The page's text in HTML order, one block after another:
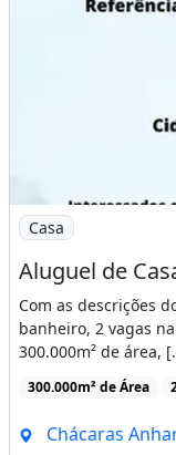
Imagem: Aluguel
Casa
Com as descrições
banheiro, 2 vagas
300.000m² de área,
300.000m² de Área
Chácaras